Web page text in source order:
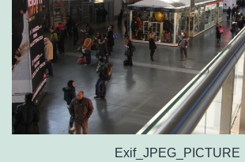
Exif_JPEG_PICTURE